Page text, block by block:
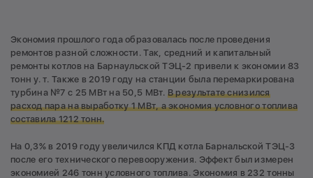
Экономия прошлого года образовалась после проведения
ремонтов разной сложности. Так, средний и капитальный
ремонты котлов на Барнаульской ТЭЦ-2 привели к экономии 83
тонн у. т. Также в 2019 году на станции была перемаркирована
турбина №7 с 25 МВт на 50,5 МВт. В результате снизился
расход пара на выработку 1 МВт, а экономия условного топлива
составила 1212 тонн.
На 0,3% в 2019 году увеличился КПД котла Барнальской ТЭЦ-3
после его технического перевооружения. Эффект был измерен
экономией 246 тонн условного топлива. Экономия в 232 тонны